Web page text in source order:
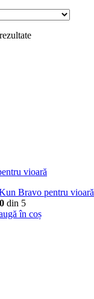
vioară
Bravo pentru vioară
din 5
în coș